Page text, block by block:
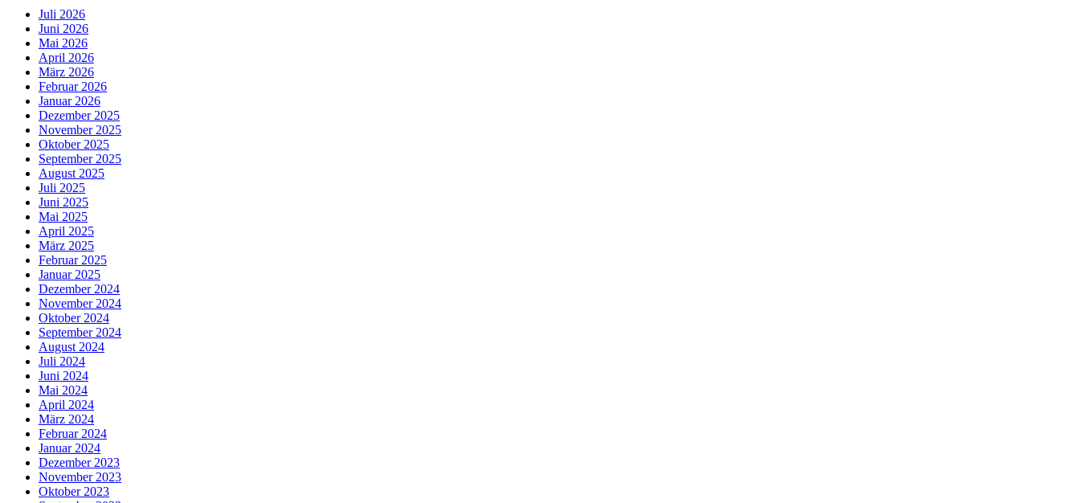
Juli 2026
Juni 2026
Mai 2026
April 2026
März 2026
Februar 2026
Januar 2026
Dezember 2025
November 2025
Oktober 2025
September 2025
August 2025
Juli 2025
Juni 2025
Mai 2025
April 2025
März 2025
Februar 2025
Januar 2025
Dezember 2024
November 2024
Oktober 2024
September 2024
August 2024
Juli 2024
Juni 2024
Mai 2024
April 2024
März 2024
Februar 2024
Januar 2024
Dezember 2023
November 2023
Oktober 2023